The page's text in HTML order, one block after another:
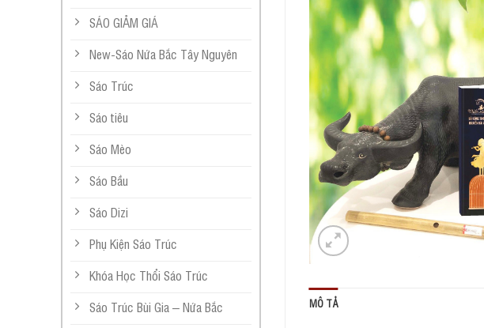
SÁO GIẢM GIÁ
New-Sáo Nứa Bắc Tây Nguyên
Sáo Trúc
Sáo tiêu
Sáo Mèo
Sáo Bầu
Sáo Dizi
Phụ Kiện Sáo Trúc
Khóa Học Thổi Sáo Trúc
Sáo Trúc Bùi Gia – Nứa Bắc
MÔ TẢ